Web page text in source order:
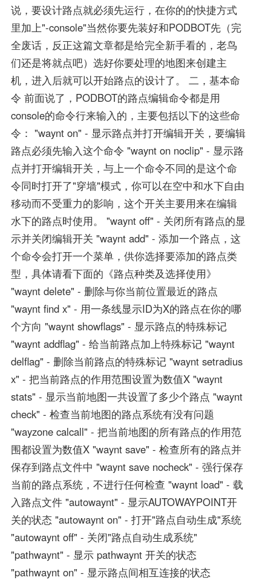
说，要设计路点就必须先运行，在你的的快捷方式
里加上"-console"当然你要先装好和PODBOT先（完
全废话，反正这篇文章都是给完全新手看的，老鸟
们还是将就点吧）选好你要处理的地图来创建主
机，进入后就可以开始路点的设计了。 二，基本命
令 前面说了，PODBOT的路点编辑命令都是用
console的命令行来输入的，主要包括以下的这些命
令： "waynt on" - 显示路点并打开编辑开关，要编辑
路点必须先输入这个命令 "waynt on noclip" - 显示路
点并打开编辑开关，与上一个命令不同的是这个命
令同时打开了"穿墙"模式，你可以在空中和水下自由
移动而不受重力的影响，这个开关主要用来在编辑
水下的路点时使用。 "waynt off" - 关闭所有路点的显
示并关闭编辑开关 "waynt add" - 添加一个路点，这
个命令会打开一个菜单，供你选择要添加的路点类
型，具体请看下面的《路点种类及选择使用》
"waynt delete" - 删除与你当前位置最近的路点
"waynt find x" - 用一条线显示ID为X的路点在你的哪
个方向 "waynt showflags" - 显示路点的特殊标记
"waynt addflag" - 给当前路点加上特殊标记 "waynt
delflag" - 删除当前路点的特殊标记 "waynt setradius
x" - 把当前路点的作用范围设置为数值X "waynt
stats" - 显示当前地图一共设置了多少个路点 "waynt
check" - 检查当前地图的路点系统有没有问题
"wayzone calcall" - 把当前地图的所有路点的作用范
围都设置为数值X "waynt save" - 检查所有的路点并
保存到路点文件中 "waynt save nocheck" - 强行保存
当前的路点系统，不进行任何检查 "waynt load" - 载
入路点文件 "autowaynt" - 显示AUTOWAYPOINT开
关的状态 "autowaynt on" - 打开"路点自动生成"系统
"autowaynt off" - 关闭"路点自动生成系统"
"pathwaynt" - 显示 pathwaynt 开关的状态
"pathwaynt on" - 显示路点间相互连接的状态